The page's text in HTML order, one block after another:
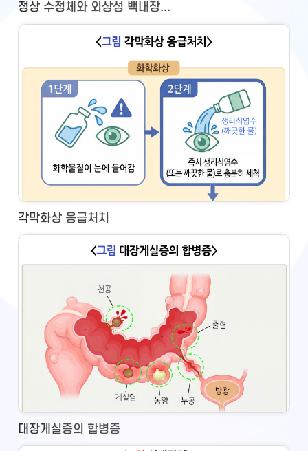
정상 수정체와 외상성 백내장...
각막화상 응급처치
대장게실증의 합병증